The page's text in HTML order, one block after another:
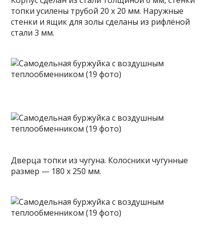
топки усилены трубой 20 х 20 мм. Наружные
стенки и ящик для золы сделаны из рифлёной
стали 3 мм.
Дверца топки из чугуна. Колосники чугунные
размер — 180 х 250 мм.